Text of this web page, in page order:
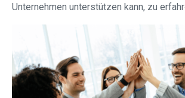
Unternehmen unterstützen kann, zu